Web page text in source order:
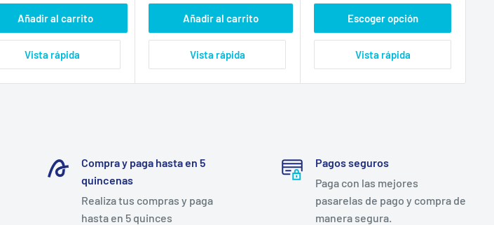
Añadir al carrito
Vista rápida
Añadir al carrito
Vista rápida
Escoger opción
Vista rápida
Compra y paga hasta en 5
quincenas
Realiza tus compras y paga
hasta en 5 quinces
Pagos seguros
Paga con las mejores
pasarelas de pago y compra de
manera segura.